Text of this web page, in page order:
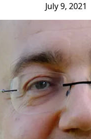
July 9, 2021